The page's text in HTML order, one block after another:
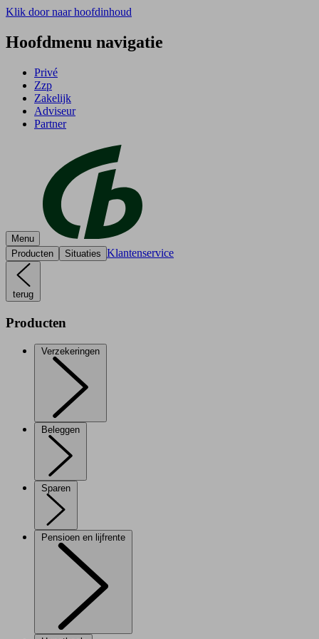
Klik door naar hoofdinhoud
Hoofdmenu navigatie
Privé
Zzp
Zakelijk
Adviseur
Partner
Menu
Producten
Situaties Klantenservice
terug
Producten
Verzekeringen
Beleggen
Sparen
Pensioen en lijfrente